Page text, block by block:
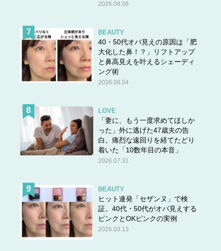
2026.08.06
BEAUTY
40・50代オバ見えの原因は「肥
大化した鼻！？」リフトアップ
と鼻高見えを叶えるシェーディ
ング術
2026.08.04
LOVE
「妻に、もう一度求めてほしか
った」外に逃げた47歳夫の告
白。痛烈な遠回りを経てたどり
着いた「10数年目の本音」
2026.07.31
BEAUTY
ヒット連発「セザンヌ」で検
証。40代・50代がオバ見えする
ピンクとOKピンクの実例
2026.03.13